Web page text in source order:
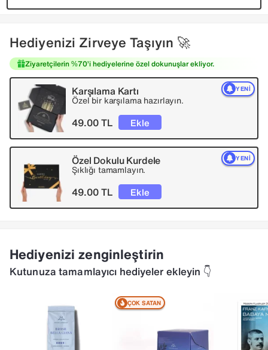
Hediyenizi Zirveye Taşıyın 🚀
Ziyaretçilerin %70’i hediyelerine özel dokunuşlar ekliyor.
Karşılama Kartı YENI
Özel bir karşılama hazırlayın.
49.00 TL Ekle
Özel Dokulu Kurdele YENI
Şıklığı tamamlayın.
49.00 TL Ekle
Hediyenizi zenginleştirin
Kutunuza tamamlayıcı hediyeler ekleyin 👇
ÇOK SATAN